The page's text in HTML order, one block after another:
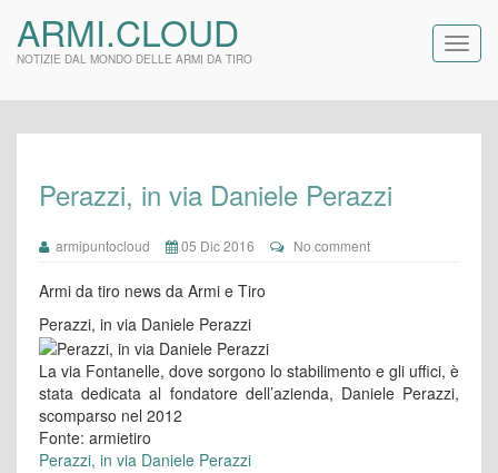
ARMI.CLOUD
NOTIZIE DAL MONDO DELLE ARMI DA TIRO
Perazzi, in via Daniele Perazzi
armipuntocloud 05 Dic 2016 No comment
Armi da tiro news da Armi e Tiro
Perazzi, in via Daniele Perazzi
La via Fontanelle, dove sorgono lo stabilimento e gli uffici, è
stata dedicata al fondatore dell’azienda, Daniele Perazzi,
scomparso nel 2012
Fonte: armietiro
Perazzi, in via Daniele Perazzi